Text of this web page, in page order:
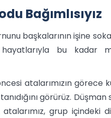
Bağımlısıyız
başkalarının işine
hayatlarıyla bu kadar
atalarımızın görece
görürüz. Düşman
grup içindeki